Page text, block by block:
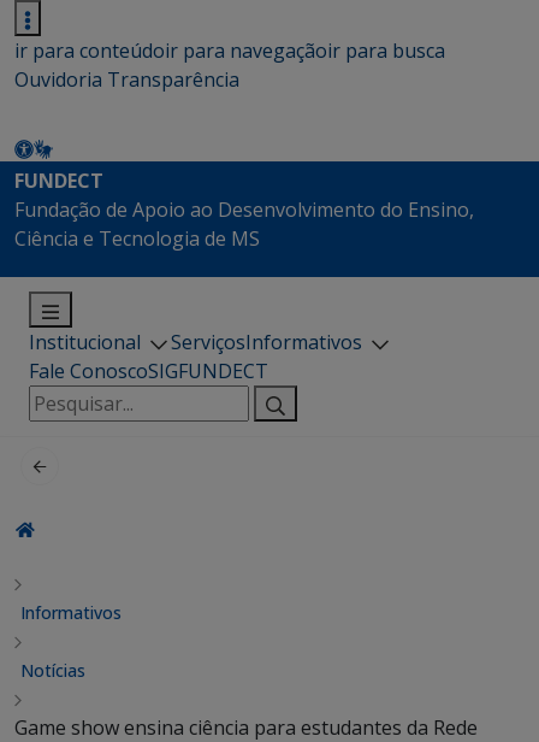
ir para conteúdoir para navegaçãoir para busca
Ouvidoria Transparência
FUNDECT
Fundação de Apoio ao Desenvolvimento do Ensino,
Ciência e Tecnologia de MS
Institucional ServiçosInformativos
Fale ConoscoSIGFUNDECT
Pesquisar
por:
Informativos
Notícias
Game show ensina ciência para estudantes da Rede